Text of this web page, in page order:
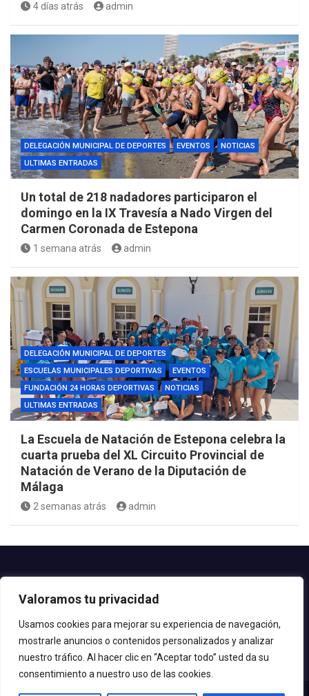
Valoramos tu privacidad
Usamos cookies para mejorar su experiencia de navegación,
mostrarle anuncios o contenidos personalizados y analizar
nuestro tráfico. Al hacer clic en “Aceptar todo” usted da su
consentimiento a nuestro uso de las cookies.
4 días atrás admin
DELEGACIÓN MUNICIPAL DE DEPORTES EVENTOS
NOTICIAS
ULTIMAS ENTRADAS
Un total de 218 nadadores participaron el
domingo en la IX Travesía a Nado Virgen del
Carmen Coronada de Estepona
1 semana atrás admin
DELEGACIÓN MUNICIPAL DE DEPORTES
ESCUELAS MUNICIPALES DEPORTIVAS
EVENTOS
FUNDACIÓN 24 HORAS DEPORTIVAS
NOTICIAS
ULTIMAS ENTRADAS
La Escuela de Natación de Estepona celebra la
cuarta prueba del XL Circuito Provincial de
Natación de Verano de la Diputación de
Málaga
2 semanas atrás admin
Teléfono: 952.80.24.44
© 2020 Delegación de Deportes